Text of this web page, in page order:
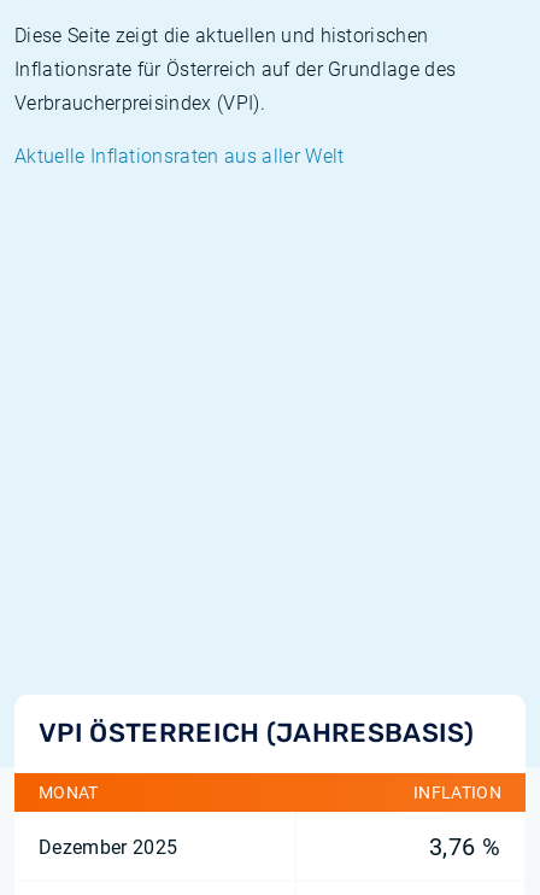
Diese Seite zeigt die aktuellen und historischen
Inflationsrate für Österreich auf der Grundlage des
Verbraucherpreisindex (VPI).
Aktuelle Inflationsraten aus aller Welt
VPI ÖSTERREICH (JAHRESBASIS)
MONAT INFLATION
Dezember 2025 3,76 %